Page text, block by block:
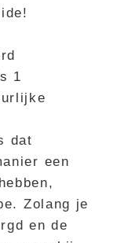
1
dat
een
Zolang je
en de